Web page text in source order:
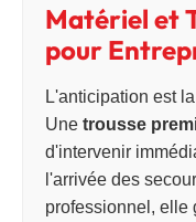
Matériel et
pour
L'anticipation est
Une trousse
d'intervenir
l'arrivée des
professionnel, elle